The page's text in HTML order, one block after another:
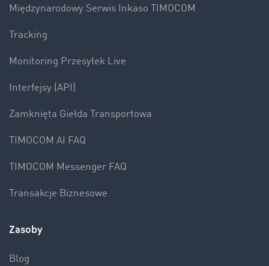
Międzynarodowy Serwis Inkaso TIMOCOM
Tracking
Monitoring Przesyłek Live
Interfejsy (API)
Zamknięta Giełda Transportowa
TIMOCOM AI FAQ
TIMOCOM Messenger FAQ
Transakcje Biznesowe
Zasoby
Blog